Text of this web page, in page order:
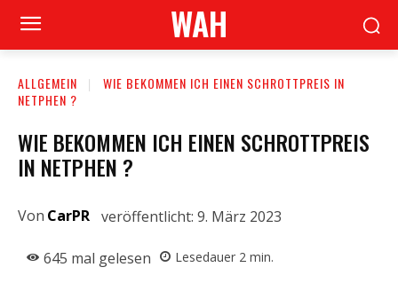
WAH
ALLGEMEIN
WIE BEKOMMEN ICH EINEN SCHROTTPREIS IN
NETPHEN ?
WIE BEKOMMEN ICH EINEN SCHROTTPREIS
IN NETPHEN ?
Von CarPR veröffentlicht: 9. März 2023
645 mal gelesen Lesedauer 2 min.